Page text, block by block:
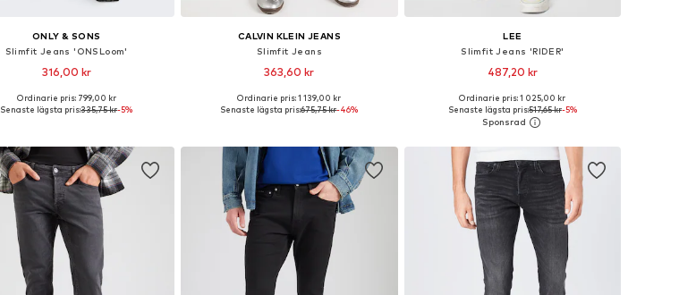
ONLY & SONS
Slimfit Jeans 'ONSLoom'
316,00 kr
Tillgänglig i många storlekar
Ordinarie pris: 799,00 kr
Senaste lägsta pris:335,75 kr-5%
CALVIN KLEIN JEANS
Slimfit Jeans
363,60 kr
Tillgänglig i många storlekar
Ordinarie pris: 1 139,00 kr
Senaste lägsta pris:675,75 kr-46%
LEE
Slimfit Jeans 'RIDER'
487,20 kr
Lägg till i varukorgen
Ordinarie pris: 1 025,00 kr
Senaste lägsta pris:517,65 kr-5%